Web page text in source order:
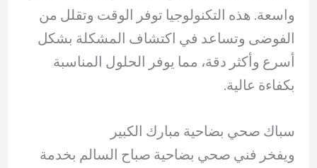
واسعة. هذه التكنولوجيا توفر الوقت وتقلل من
الفوضى وتساعد في اكتشاف المشكلة بشكل
أسرع وأكثر دقة، مما يوفر الحلول المناسبة
بكفاءة عالية.
سباك صحي بضاحية مبارك الكبير
ويفخر فني صحي بضاحية صباح السالم بخدمة